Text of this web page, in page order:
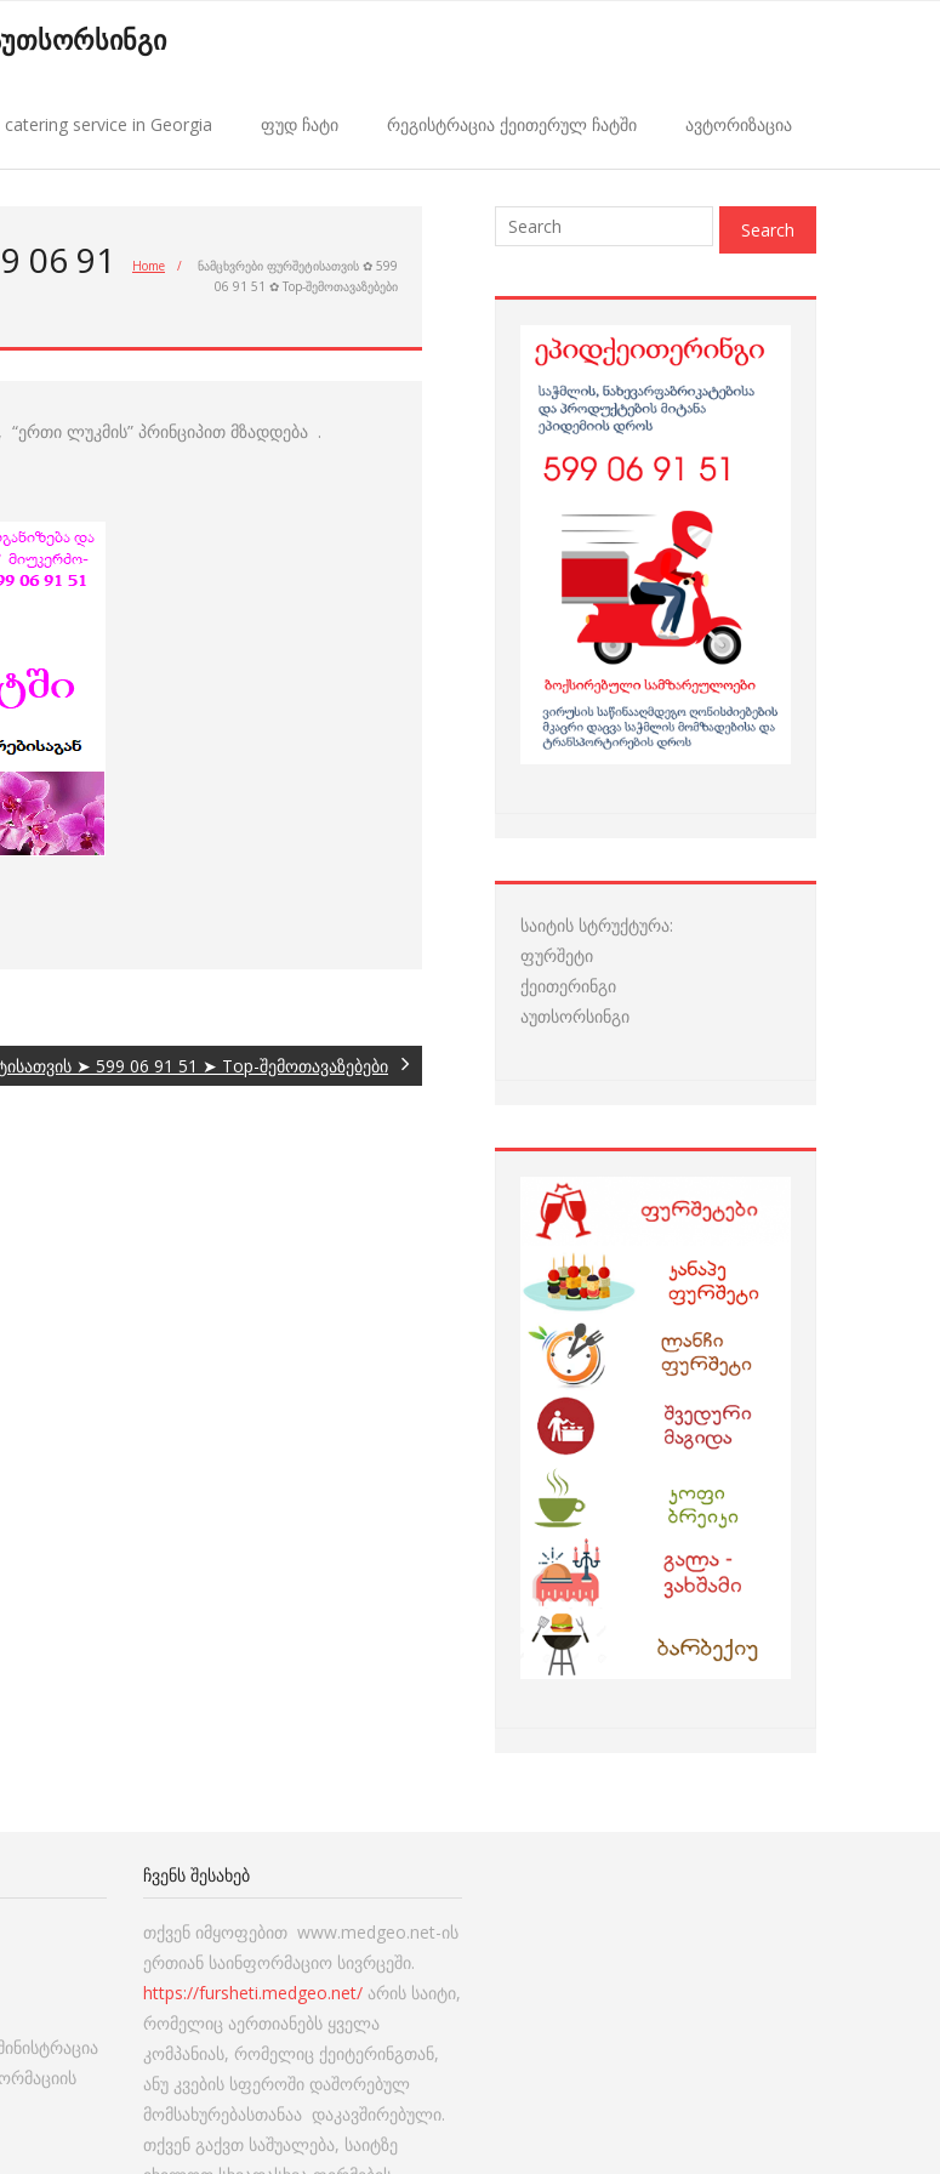
service in Georgia ფუდ ჩატი რეგისტრაცია ქეითერულ ჩატში ავტორიზაცია
06 91 Home /
ნამცხვრები ფურშეტისათვის ✿ 599
06 91 51 ✿ Top-შემოთავაზებები
“ერთი ლუკმის” პრინციპით მზადდება .
➤ 599 06 91 51 ➤ Top-შემოთავაზებები
საიტის სტრუქტურა:
ფურშეტი
ქეითერინგი
აუთსორსინგი
ᲩᲕᲔᲜᲡ ᲨᲔᲡᲐᲮᲔᲑ
თქვენ იმყოფებით www.medgeo.net-ის
ერთიან საინფორმაციო სივრცეში.
https://fursheti.medgeo.net/არის საიტი,
რომელიც აერთიანებს ყველა
კომპანიას, რომელიც ქეიტერინგთან,
ანუ კვების სფეროში დაშორებულ
მომსახურებასთანაა დაკავშირებული.
თქვენ გაქვთ საშუალება, საიტზე